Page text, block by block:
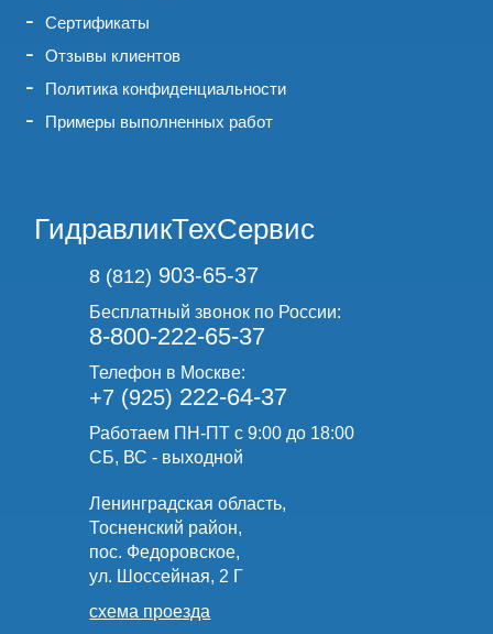
Сертификаты
Отзывы клиентов
Политика конфиденциальности
Примеры выполненных работ
ГидравликТехСервис
8 (812) 903-65-37
Бесплатный звонок по России:
8-800-222-65-37
Телефон в Москве:
+7 (925) 222-64-37
Работаем ПН-ПТ с 9:00 до 18:00
СБ, ВС - выходной
Ленинградская область,
Тосненский район,
пос. Федоровское,
ул. Шоссейная, 2 Г
схема проезда